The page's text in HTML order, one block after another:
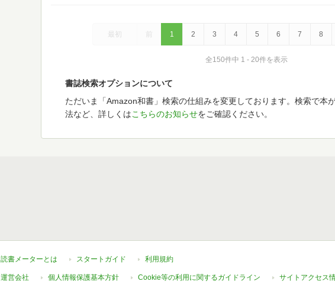
最初 前 1 2 3 4 5 6 7 8
全150件中 1 - 20件を表示
書誌検索オプションについて
ただいま「Amazon和書」検索の仕組みを変更しております。検索で本
法など、詳しくはこちらのお知らせをご確認ください。
読書メーターとは スタートガイド 利用規約
運営会社 個人情報保護基本方針 Cookie等の利用に関するガイドライン サイトアクセス